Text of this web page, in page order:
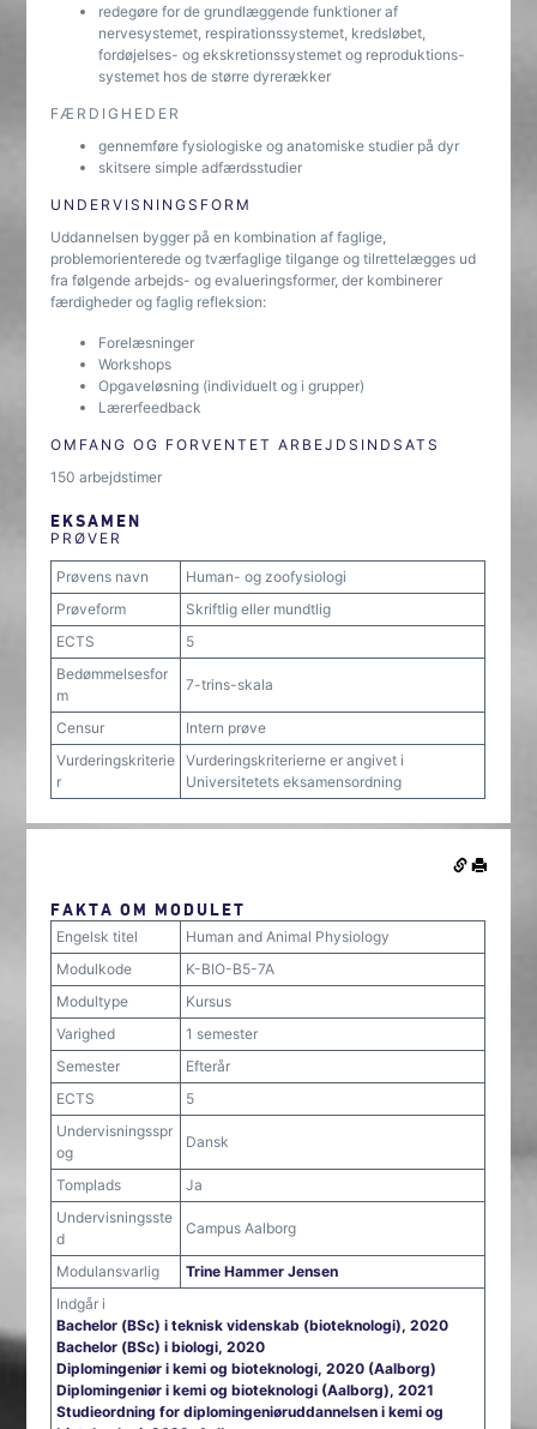
redegøre for de grundlæggende funktioner af
nervesystemet, respirationssystemet, kredsløbet,
fordøjelses- og ekskretionssystemet og reproduktions-
systemet hos de større dyrerækker
FÆRDIGHEDER
gennemføre fysiologiske og anatomiske studier på dyr
skitsere simple adfærdsstudier
UNDERVISNINGSFORM
Uddannelsen bygger på en kombination af faglige,
problemorienterede og tværfaglige tilgange og tilrettelægges ud
fra følgende arbejds- og evalueringsformer, der kombinerer
færdigheder og faglig refleksion:
Forelæsninger
Workshops
Opgaveløsning (individuelt og i grupper)
Lærerfeedback
OMFANG OG FORVENTET ARBEJDSINDSATS
150 arbejdstimer
EKSAMEN
PRØVER
Prøvens navn
Human- og zoofysiologi
Prøveform
Skriftlig eller mundtlig
ECTS
5
Bedømmelsesfor
m
7-trins-skala
Censur
Intern prøve
Vurderingskriterie
r
Vurderingskriterierne er angivet i
Universitetets eksamensordning
FAKTA OM MODULET
Engelsk titel
Human and Animal Physiology
Modulkode
K-BIO-B5-7A
Modultype
Kursus
Varighed
1 semester
Semester
Efterår
ECTS
5
Undervisningsspr
og
Dansk
Tomplads
Ja
Undervisningsste
d
Campus Aalborg
Modulansvarlig
Trine Hammer Jensen
Indgår i
Bachelor (BSc) i teknisk videnskab (bioteknologi), 2020
Bachelor (BSc) i biologi, 2020
Diplomingeniør i kemi og bioteknologi, 2020 (Aalborg)
Diplomingeniør i kemi og bioteknologi (Aalborg), 2021
Studieordning for diplomingeniøruddannelsen i kemi og